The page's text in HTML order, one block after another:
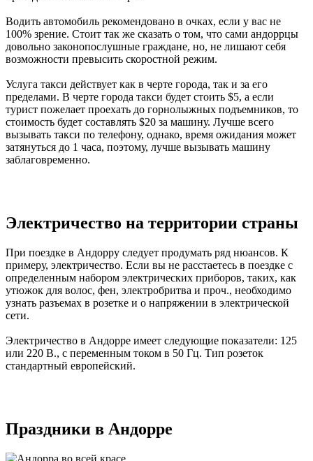
Водить автомобиль рекомендовано в очках, если у вас не
100% зрение. Стоит так же сказать о том, что сами андоррцы
довольно законопослушные граждане, но, не лишают себя
возможности превысить скоростной режим.
Услуга такси действует как в черте города, так и за его
пределами. В черте города такси будет стоить $5, а если
турист пожелает проехать до горнолыжных подъемников, то
стоимость будет составлять $20 за машину. Лучше всего
вызывать такси по телефону, однако, время ожидания может
затянуться до 1 часа, поэтому, лучше вызывать машину
заблаговременно.
Электричество на территории страны
При поездке в Андорру следует продумать ряд нюансов. К
примеру, электричество. Если вы не расстаетесь в поездке с
определенным набором электрических приборов, таких, как
утюжок для волос, фен, электробритва и проч., необходимо
узнать разъемах в розетке и о напряжении в электрической
сети.
Электричество в Андорре имеет следующие показатели: 125
или 220 В., с переменным током в 50 Гц. Тип розеток
стандартный европейский.
Праздники в Андорре